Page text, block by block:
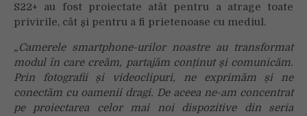
S22+ au fost proiectate atât pentru a atrage toate
privirile, cât și pentru a fi prietenoase cu mediul.
„Camerele smartphone-urilor noastre au transformat
modul în care creăm, partajăm conținut și comunicăm.
Prin fotografii și videoclipuri, ne exprimăm și ne
conectăm cu oamenii dragi. De aceea ne-am concentrat
pe proiectarea celor mai noi dispozitive din seria